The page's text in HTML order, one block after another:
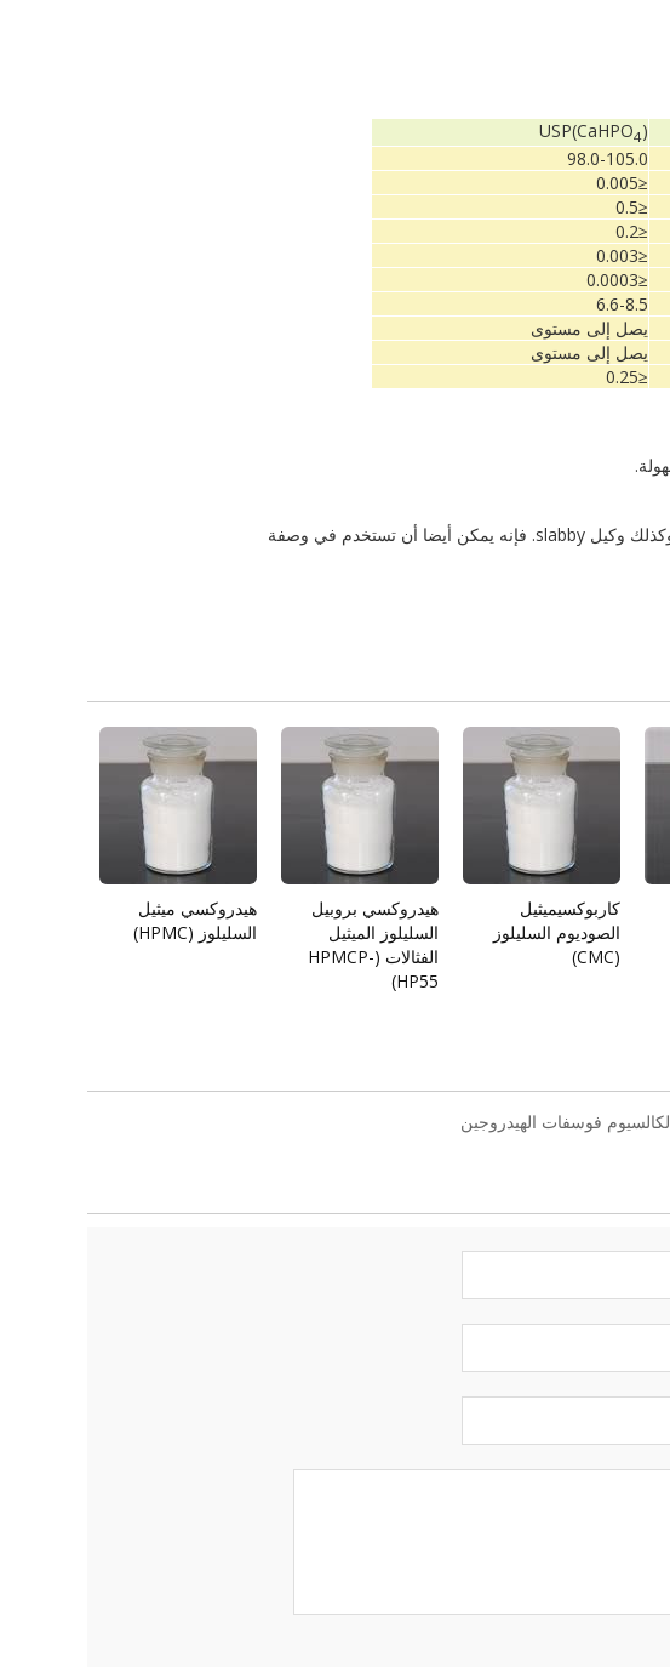
USP(CaHPO4)
98.0-105.0
≤0.005
≤0.5
≤0.2
≤0.003
≤0.0003
6.6-8.5
يصل إلى مستوى
يصل إلى مستوى
≤0.25
وكيل slabby
. فإنه يمكن أيضا أن تستخدم في وصفة
كاربوكسيميثيل
الصوديوم السليلوز
(CMC)
هيدروكسي بروبيل
السليلوز الميثيل
الفثالات (HPMCP-
HP55)
هيدروكسي ميثيل
السليلوز (HPMC)
فوسفات الهيدروجين